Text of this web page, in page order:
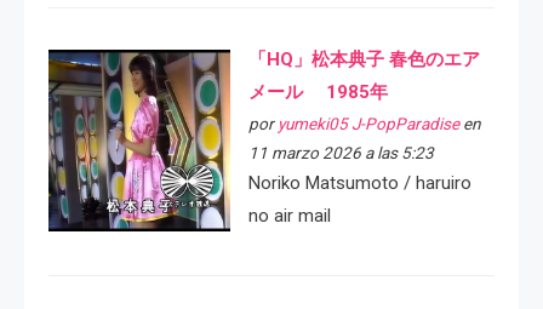
「HQ」松本典子 春色のエア
メール 1985年
por yumeki05 J-PopParadiseen
11 marzo 2026 a las 5:23
Noriko Matsumoto / haruiro
no air mail